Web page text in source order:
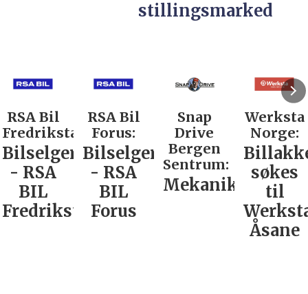
stillingsmarked
RSA Bil
Fredrikstad:
Bilselger
- RSA
BIL
Fredrikstad
RSA Bil
Forus:
Bilselger
- RSA
BIL
Forus
Snap
Drive
Bergen
Sentrum:
Mekaniker
Werksta
Norge:
søkes
til
Åsane